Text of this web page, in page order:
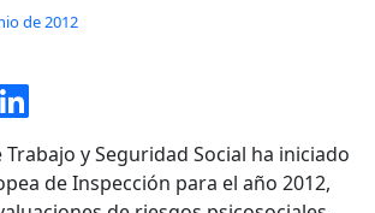
de 2012
Trabajo y Seguridad Social ha iniciado
de Inspección para el año 2012,